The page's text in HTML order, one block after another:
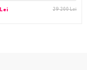
29 200 Lei